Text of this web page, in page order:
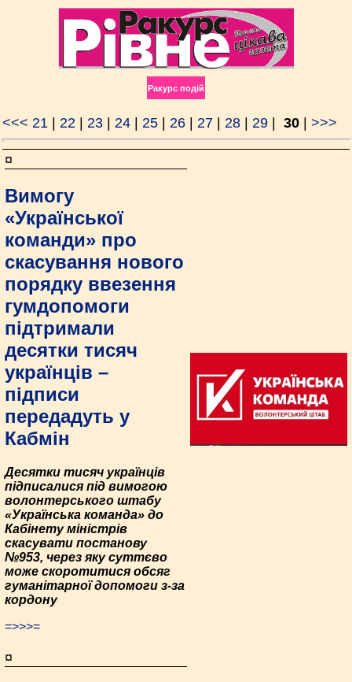
Ракурс подій
<<< 21 22 23 24 25 26 27 28 29 30 >>>
¤
Вимогу
«Української
команди» про
скасування нового
порядку ввезення
гумдопомоги
підтримали
десятки тисяч
українців –
підписи
передадуть у
Кабмін
Десятки тисяч українців
підписалися під вимогою
волонтерського штабу
«Українська команда» до
Кабінету міністрів
скасувати постанову
№953, через яку суттєво
може скоротитися обсяг
гуманітарної допомоги з-за
кордону
=>>>=
¤